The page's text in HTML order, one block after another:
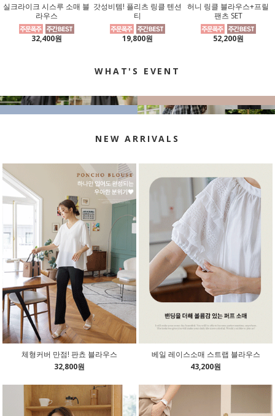
실크라이크 시스루 소매 블
라우스
32,400원
갓성비템! 플리츠 링클 텐션
티
19,800원
허니 링클 블라우스+프릴
팬츠 SET
52,200원
WHAT'S EVENT
NEW ARRIVALS
체형커버 만점! 판쵸 블라우스
32,800원
베일 레이스소매 스트랩 블라우스
43,200원